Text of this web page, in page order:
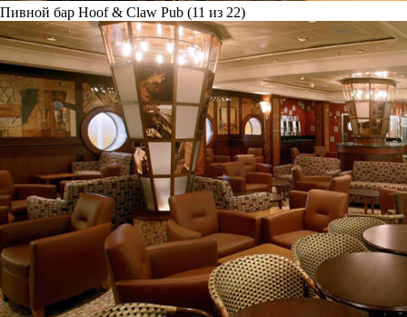
Пивной бар Hoof & Claw Pub (11 из 22)